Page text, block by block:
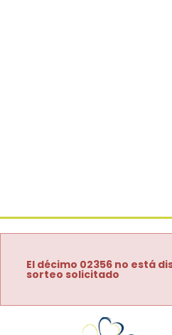
El décimo 02356 no está
sorteo solicitado